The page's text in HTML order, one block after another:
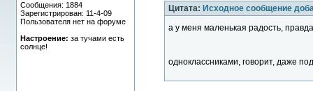
Сообщения: 1884
Зарегистрирован: 11-4-09
Пользователя нет на форуме
Настроение: за тучами есть
солнце!
Цитата: Исходное сообщение
а у меня маленькая радость,
одноклассниками, говорит, даже